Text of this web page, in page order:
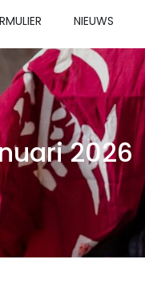
NIEUWS
2026